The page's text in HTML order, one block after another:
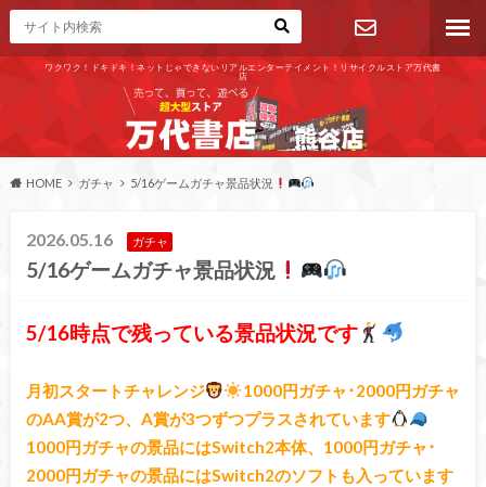
ワクワク！ドキドキ！ネットじゃできないリアルエンターテイメント！リサイクルストア万代書
店
お問い合わ
せ
HOME ガチャ 5/16ゲームガチャ景品状況
2026.05.16 ガチャ
5/16ゲームガチャ景品状況
5/16時点で残っている景品状況です
月初スタートチャレンジ
1000円ガチャ･2000円ガチャ
のAA賞が2つ、A賞が3つずつプラスされています
1000円ガチャの景品にはSwitch2本体、1000円ガチャ･
2000円ガチャの景品にはSwitch2のソフトも入っています